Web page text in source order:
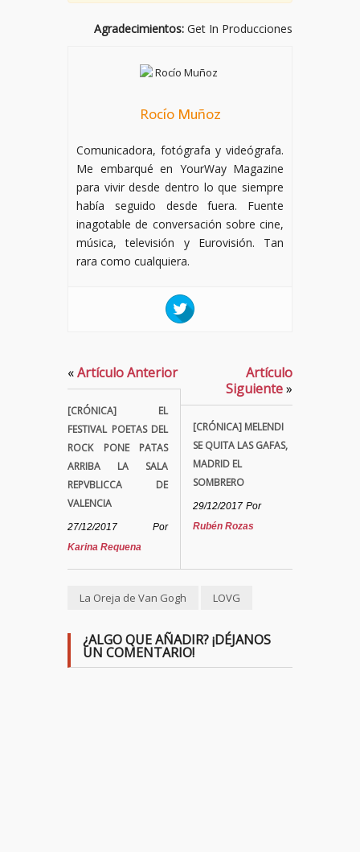
Agradecimientos: Get In Producciones
Rocío Muñoz
Comunicadora, fotógrafa y videógrafa.
Me embarqué en YourWay Magazine
para vivir desde dentro lo que siempre
había seguido desde fuera. Fuente
inagotable de conversación sobre cine,
música, televisión y Eurovisión. Tan
rara como cualquiera.
«Artículo Anterior
[CRÓNICA] EL
FESTIVAL POETAS DEL
ROCK PONE PATAS
ARRIBA LA SALA
REPVBLICCA DE
VALENCIA
27/12/2017
Por
Karina Requena
Artículo
Siguiente»
[CRÓNICA] MELENDI
SE QUITA LAS GAFAS,
MADRID EL
SOMBRERO
29/12/2017 Por
Rubén Rozas
La Oreja de Van Gogh LOVG
¿ALGO QUE AÑADIR? ¡DÉJANOS
UN COMENTARIO!